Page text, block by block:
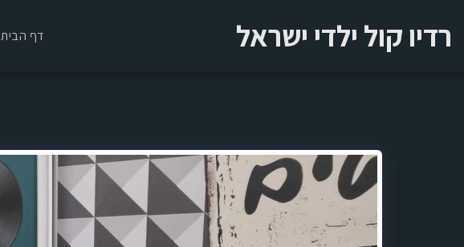
רדיו קול ילדי ישראל דף הבית